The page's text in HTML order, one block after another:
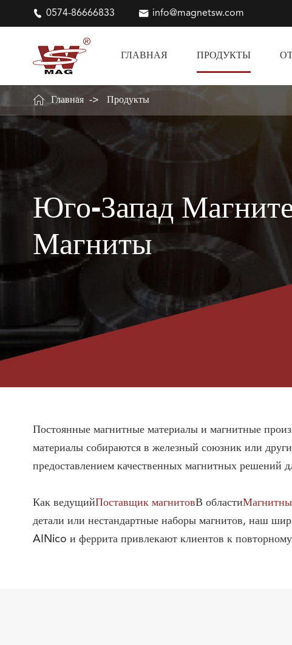
 0574-86666833  info@magnetsw.com
ГЛАВНАЯ ПРОДУКТЫ
Юго-Запад
Магниты
 Главная Продукты
Постоянные магнитные материалы и магнитные
материалы собираются в железный союзник или
предоставлением качественных магнитных решений
Как ведущийПоставщик магнитовВ области
детали или нестандартные наборы магнитов, наш
AINico и феррита привлекают клиентов к повторному